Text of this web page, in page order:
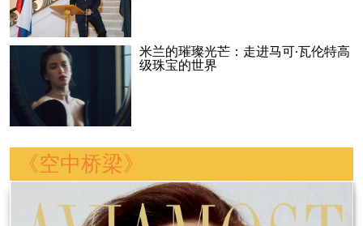
米兰的璀璨光芒：走进马可·瓦伦特高
级珠宝的世界
《空中桥梁》